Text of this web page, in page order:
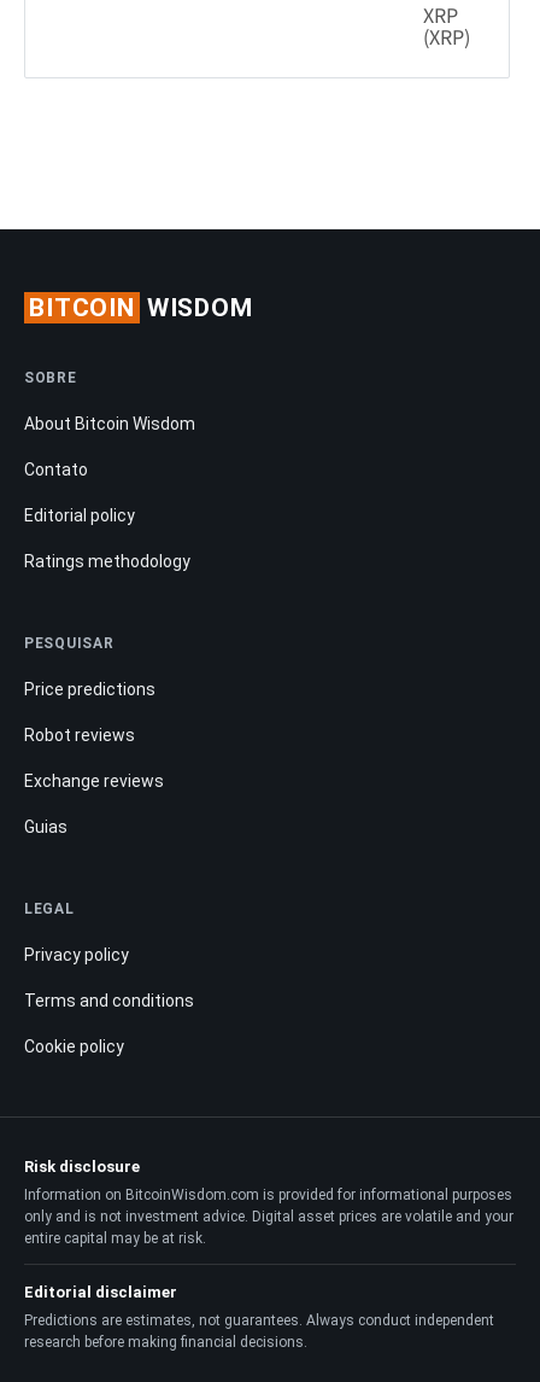
XRP
(XRP)
BITCOIN WISDOM
SOBRE
About Bitcoin Wisdom
Contato
Editorial policy
Ratings methodology
PESQUISAR
Price predictions
Robot reviews
Exchange reviews
Guias
LEGAL
Privacy policy
Terms and conditions
Cookie policy
Risk disclosure
Information on BitcoinWisdom.com is provided for informational purposes
only and is not investment advice. Digital asset prices are volatile and your
entire capital may be at risk.
Editorial disclaimer
Predictions are estimates, not guarantees. Always conduct independent
research before making financial decisions.